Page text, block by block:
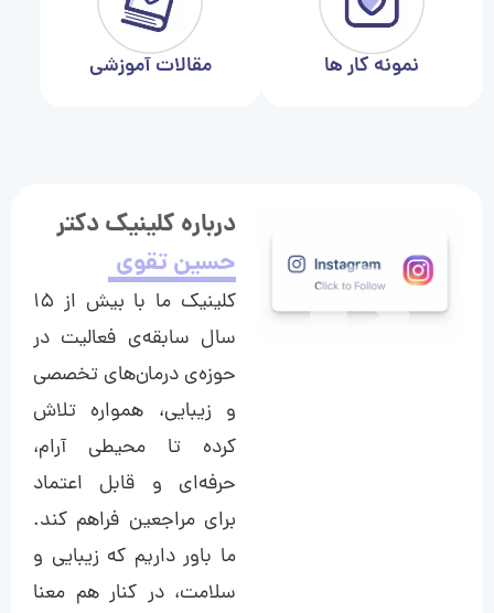
نمونه کار ها مقالات آموزشی
درباره کلینیک دکتر
حسین تقوی
کلینیک ما با بیش از ۱۵
سال سابقه‌ی فعالیت در
حوزه‌ی درمان‌های تخصصی
و زیبایی، همواره تلاش
کرده تا محیطی آرام،
حرفه‌ای و قابل اعتماد
برای مراجعین فراهم کند.
ما باور داریم که زیبایی و
سلامت، در کنار هم معنا